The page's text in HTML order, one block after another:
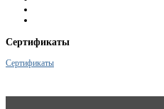
Сертификаты
Сертификаты